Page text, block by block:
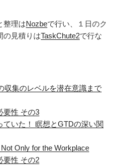
整理はNozbeで行い、１日のク
の見積りはTaskChute2で行な
収集のレベルを潜在意識まで
要性 その3
いた！ 瞑想とGTDの深い関
Only for the Workplace
要性 その2